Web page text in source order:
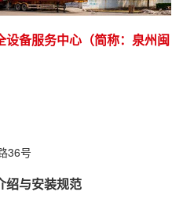
备服务中心（简称：泉州闽
36号
绍与安装规范